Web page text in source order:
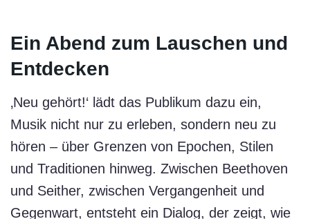
Ein Abend zum Lauschen und
Entdecken
‚Neu gehört!‘ lädt das Publikum dazu ein,
Musik nicht nur zu erleben, sondern neu zu
hören – über Grenzen von Epochen, Stilen
und Traditionen hinweg. Zwischen Beethoven
und Seither, zwischen Vergangenheit und
Gegenwart, entsteht ein Dialog, der zeigt, wie